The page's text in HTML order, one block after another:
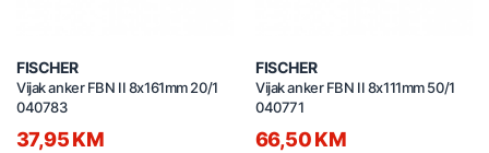
FISCHER
Vijak anker FBN II 8x161mm 20/1
040783
37,95 KM
FISCHER
Vijak anker FBN II 8x111mm 50/1
040771
66,50 KM